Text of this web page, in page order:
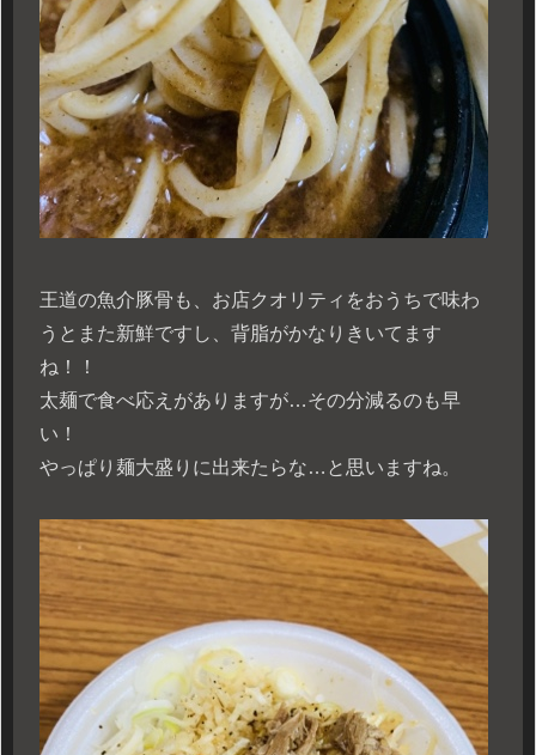
王道の魚介豚骨も、お店クオリティをおうちで味わ
うとまた新鮮ですし、背脂がかなりきいてます
ね！！
太麺で食べ応えがありますが…その分減るのも早
い！
やっぱり麺大盛りに出来たらな…と思いますね。